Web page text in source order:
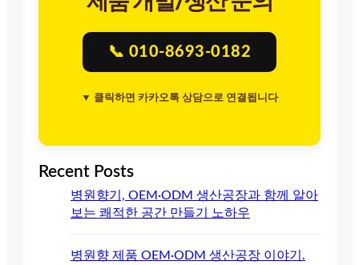
📞 010-8693-0182
▼ 클릭하면 카카오톡 상담으로 연결됩니다
Recent Posts
병원향기, OEM·ODM 생산공장과 함께 알아
보는 쾌적한 공간 만들기 노하우
병원향 제품 OEM·ODM 생산공장 이야기.